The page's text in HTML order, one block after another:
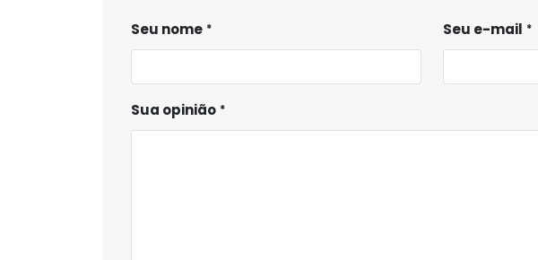
Seu nome Seu e-mail
Sua opinião